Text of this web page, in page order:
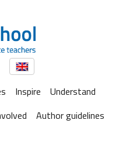
Inspire
Understand
Author guidelines